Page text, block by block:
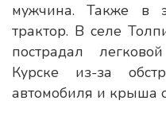
мужчина. Также в
трактор. В селе
пострадал
Курске из-за
автомобиля и крыша